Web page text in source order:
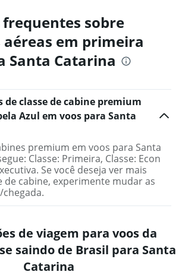
sobre
aéreas em primeira
Santa Catarina
de classe de cabine premium
Azul em voos para Santa
premium em voos para Santa
Classe: Primeira, Classe: Econ
Se você deseja ver mais
de cabine, experimente mudar as
de viagem para voos da
saindo de Brasil para Santa
Catarina